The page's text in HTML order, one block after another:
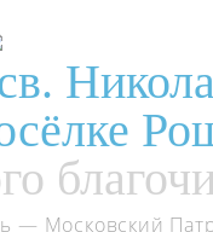
— Московский